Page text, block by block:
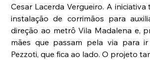
Cesar Lacerda Vergueiro. A
instalação de corrimãos para
direção ao metrô Vila Madalena e,
mães que passam pela via para
Pezzoti, que fica ao lado. O projeto